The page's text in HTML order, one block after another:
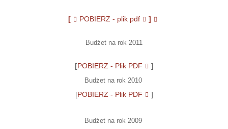
[ POBIERZ - plik pdf ]
Budżet na rok 2011
[POBIERZ - Plik PDF ]
Budżet na rok 2010
[POBIERZ - Plik PDF ]
Budżet na rok 2009